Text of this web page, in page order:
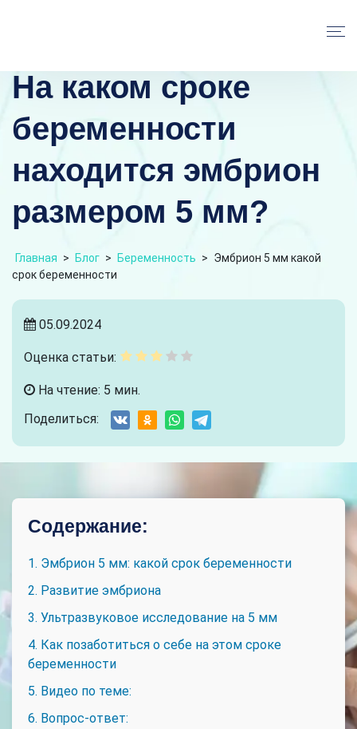
На каком сроке
беременности
находится эмбрион
размером 5 мм?
Главная > Блог > Беременность > Эмбрион 5 мм какой
срок беременности
05.09.2024
Оценка статьи:
На чтение: 5 мин.
Поделиться:
Содержание:
1. Эмбрион 5 мм: какой срок беременности
2. Развитие эмбриона
3. Ультразвуковое исследование на 5 мм
4. Как позаботиться о себе на этом сроке
беременности
5. Видео по теме:
6. Вопрос-ответ: